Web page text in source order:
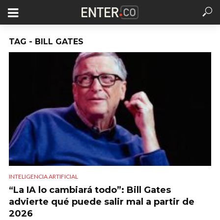
TAG - BILL GATES
INTELIGENCIA ARTIFICIAL
“La IA lo cambiará todo”: Bill Gates
advierte qué puede salir mal a partir de
2026